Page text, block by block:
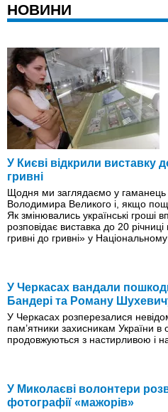
НОВИНИ
У Києві відкрили виставку
гривні
Щодня ми заглядаємо у
Володимира Великого і, якщо
Як змінювались українські гроші
розповідає виставка до 20
гривні до гривні» у Національному
У Черкасах вандали
Бандері та Роману
У Черкасах розперезалися
пам’ятники захисникам України в
продовжуються з настирливою і
У Миколаєві волонтери
фотографії «мажорів»